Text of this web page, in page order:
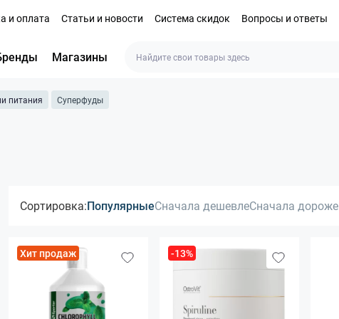
и оплата Статьи и новости Система скидок Вопросы и ответы
Магазины
питания Суперфуды
Сортировка:ПопулярныеСначала дешевлеСначала дороже
Хит продаж -13%